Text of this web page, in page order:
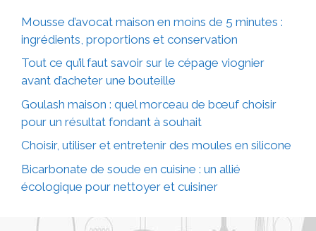
Mousse d’avocat maison en moins de 5 minutes :
ingrédients, proportions et conservation
Tout ce qu’il faut savoir sur le cépage viognier
avant d’acheter une bouteille
Goulash maison : quel morceau de bœuf choisir
pour un résultat fondant à souhait
Choisir, utiliser et entretenir des moules en silicone
Bicarbonate de soude en cuisine : un allié
écologique pour nettoyer et cuisiner